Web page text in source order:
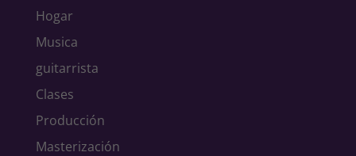
Hogar
Musica
guitarrista
Clases
Producción
Masterización